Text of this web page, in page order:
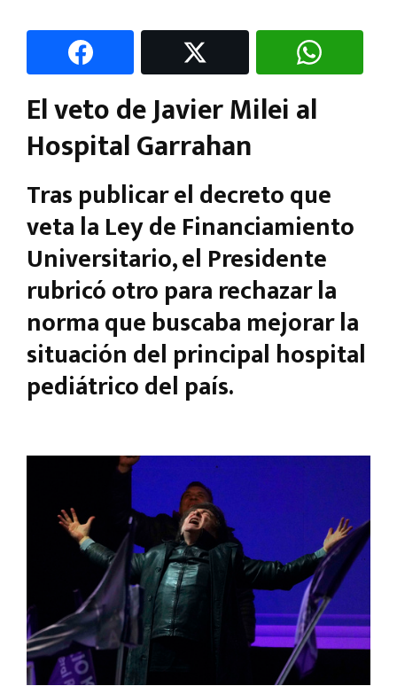
El veto de Javier Milei al
Hospital Garrahan
Tras publicar el decreto que
veta la Ley de Financiamiento
Universitario, el Presidente
rubricó otro para rechazar la
norma que buscaba mejorar la
situación del principal hospital
pediátrico del país.